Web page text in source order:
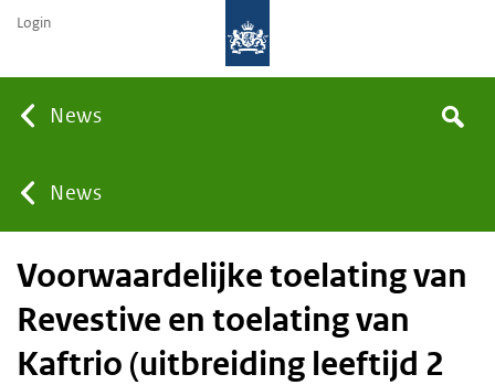
News
You
are
here:
News
the
Search
Login
Voorwaardelijke toelating van
Revestive en toelating van
Kaftrio (uitbreiding leeftijd 2